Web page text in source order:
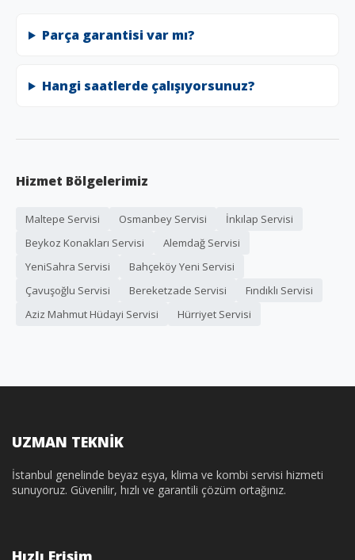
Parça garantisi var mı?
Hangi saatlerde çalışıyorsunuz?
Hizmet Bölgelerimiz
Maltepe Servisi Osmanbey Servisi
İnkılap Servisi
Beykoz Konakları Servisi
Alemdağ Servisi
YeniSahra Servisi
Bahçeköy Yeni Servisi
Çavuşoğlu Servisi
Bereketzade Servisi
Fındıklı Servisi
Aziz Mahmut Hüdayi Servisi
Hürriyet Servisi
UZMAN TEKNİK
İstanbul genelinde beyaz eşya, klima ve kombi servisi hizmeti
sunuyoruz. Güvenilir, hızlı ve garantili çözüm ortağınız.
Hızlı Erişim